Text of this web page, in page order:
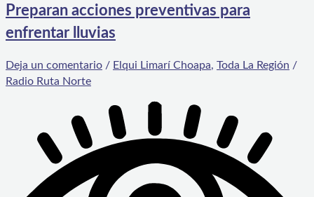
Preparan acciones preventivas para
enfrentar lluvias
Deja un comentario / Elqui Limarí Choapa, Toda La Región /
Radio Ruta Norte